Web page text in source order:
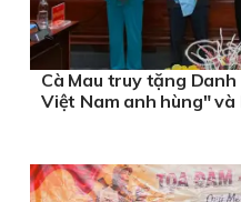
Cà Mau truy tặng
Việt Nam anh hùng" và